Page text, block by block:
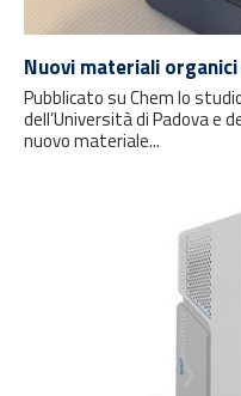
Nuovi materiali
Pubblicato su Chem lo
dell’Università di Padova e
nuovo materiale...